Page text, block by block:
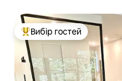
Топ вибір гостей
Вибір гостей